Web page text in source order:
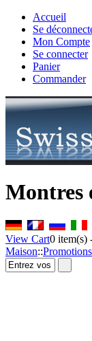
Accueil
Se
Mon Compte
Se connecter
Panier
Commander
Montres
View Cart0 item(s)
Maison::Promotions